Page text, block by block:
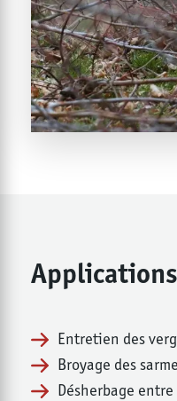
Applications
Entretien des
Broyage des
Désherbage